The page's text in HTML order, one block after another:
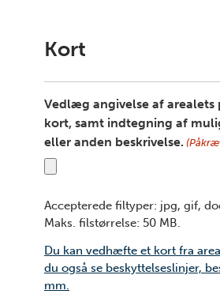
Kort
Vedlæg angivelse af arealets
kort, samt indtegning af
eller anden beskrivelse.
Accepterede filtyper: jpg, gif,
Maks. filstørrelse: 50 MB.
Du kan vedhæfte et kort fra
du også se beskyttelseslinjer,
mm.